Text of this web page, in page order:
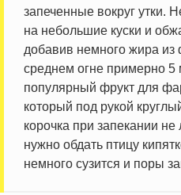
запеченные вокруг утки.
на небольшие куски и
добавив немного жира из
среднем огне примерно 5
популярный фрукт для
который под рукой
корочка при запекании
нужно обдать птицу
немного сузится и поры